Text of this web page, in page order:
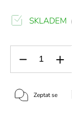
SKLADEM
Zeptat se